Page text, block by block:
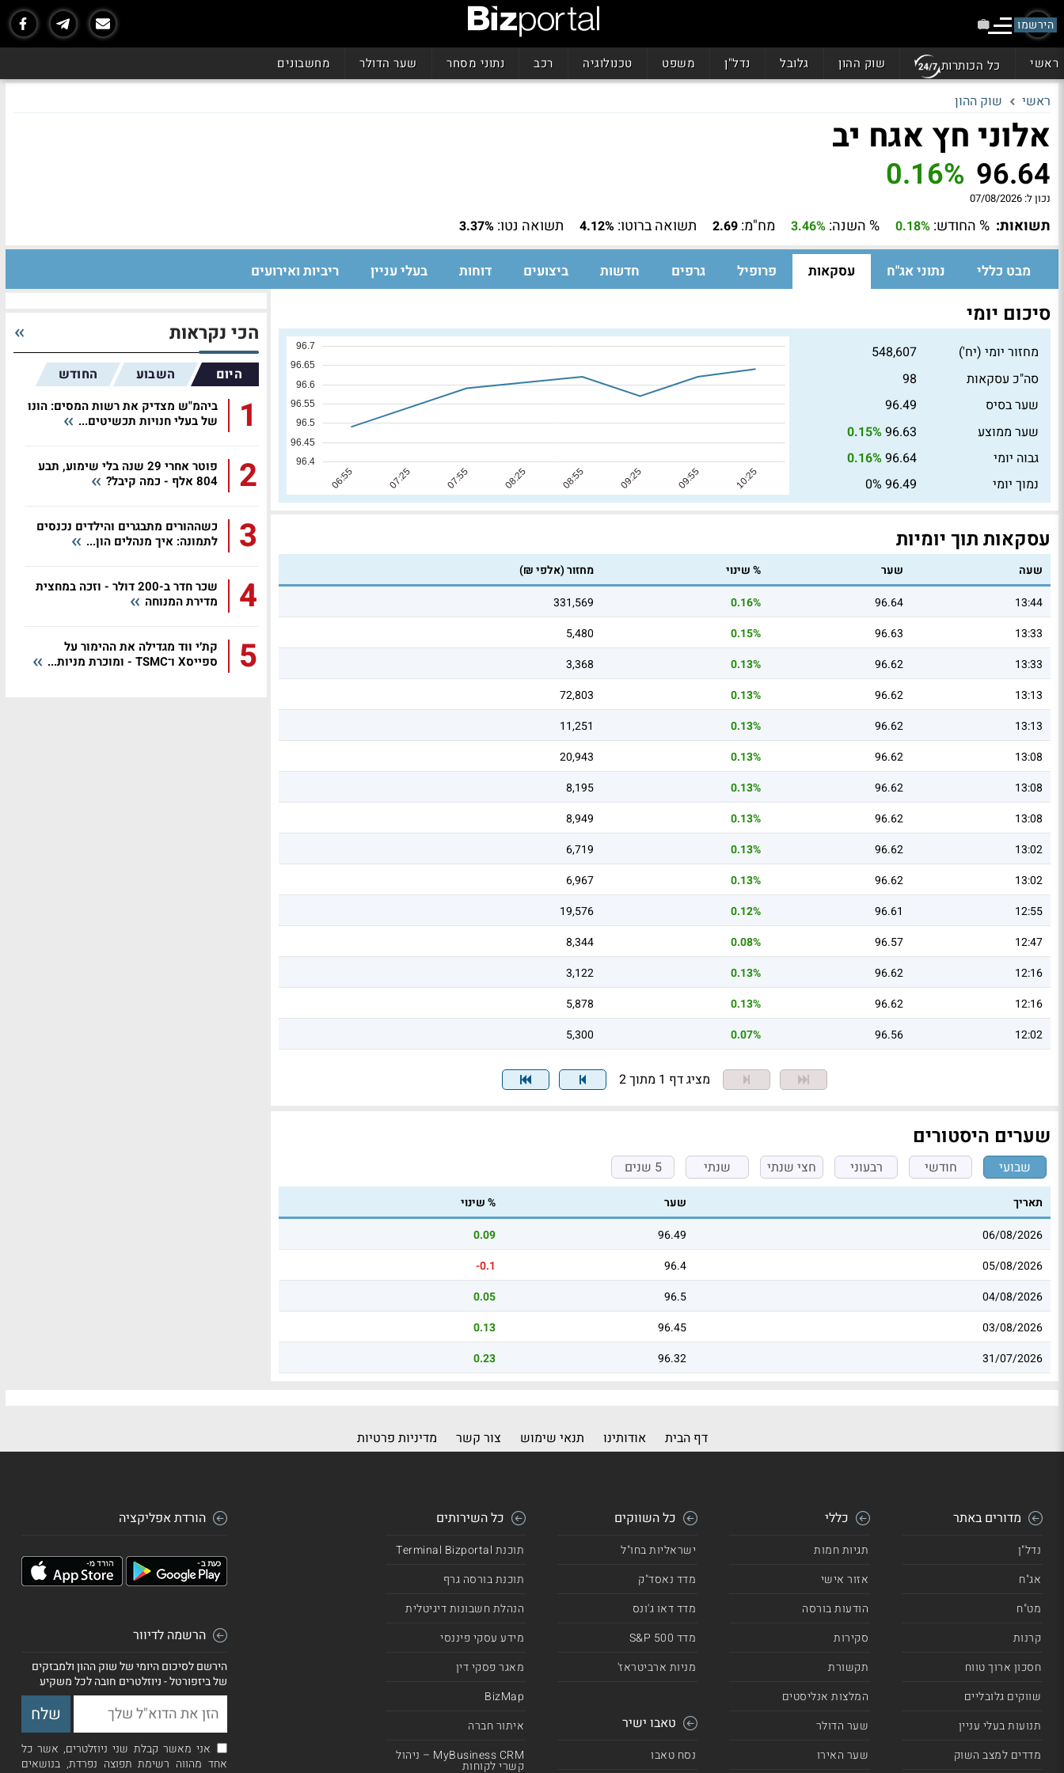
הירשמו
ראשי כל הכותרות שוק ההון גלובל נדל"ן משפט טכנולוגיה רכב נתוני מסחר שער הדולר מחשבונים
ראשי שוק ההון
אלוני חץ אגח יב
96.64
0.16%
נכון ל: 07/08/2026
תשואות: % החודש: 0.18% % השנה: 3.46% מח"מ: 2.69 תשואה ברוטו: 4.12% תשואה נטו: 3.37%
מבט כללי נתוני אג"ח עסקאות פרופיל גרפים חדשות ביצועים דוחות בעלי עניין ריביות ואירועים
סיכום יומי
מחזור יומי (יח')
548,607
סה"כ עסקאות
98
שער בסיס
96.49
שער ממוצע
96.63
0.15%
גבוה יומי
96.64
0.16%
נמוך יומי
96.49
0%
עסקאות תוך יומיות
שעה שער % שינוי
מחזור (אלפי ₪)
13:44
96.64
0.16%
331,569
13:33
96.63
0.15%
5,480
13:33
96.62
0.13%
3,368
13:13
96.62
0.13%
72,803
13:13
96.62
0.13%
11,251
13:08
96.62
0.13%
20,943
13:08
96.62
0.13%
8,195
13:08
96.62
0.13%
8,949
13:02
96.62
0.13%
6,719
13:02
96.62
0.13%
6,967
12:55
96.61
0.12%
19,576
12:47
96.57
0.08%
8,344
12:16
96.62
0.13%
3,122
12:16
96.62
0.13%
5,878
12:02
96.56
0.07%
5,300
מציג דף 1 מתוך 2
שערים היסטורים
שבועי חודשי רבעוני חצי שנתי שנתי 5 שנים
תאריך שער
% שינוי
06/08/2026
96.49
0.09
05/08/2026
96.4
-0.1
04/08/2026
96.5
0.05
03/08/2026
96.45
0.13
31/07/2026
96.32
0.23
הכי נקראות
היום השבוע החודש
1
ביהמ"ש מצדיק את רשות המסים: הונו
של בעלי חנויות תכשיטים...
2
פוטר אחרי 29 שנה בלי שימוע, תבע
804 אלף - כמה קיבל?
3
כשההורים מתבגרים והילדים נכנסים
לתמונה: איך מנהלים הון...
4
שכר חדר ב-200 דולר - וזכה במחצית
מדירת המנוחה
5
קת׳י ווד מגדילה את ההימור על
ספייסX ו־TSMC - ומוכרת מניות...
דף הבית אודותינו תנאי שימוש צור קשר מדיניות פרטיות
מדורים באתר
נדל"ן
אג"ח
מט"ח
קרנות
חסכון ארוך טווח
שווקים גלובליים
תנועות בעלי עניין
מדדים למצב השוק
כללי
תגיות חמות
אזור אישי
הודעות בורסה
סקירות
תקשורת
המלצות אנליסטים
שער הדולר
שער האירו
כל השווקים
ישראליות בחו"ל
מדד נאסד"ק
מדד דאו ג'ונס
מדד 500 S&P
מניות ארביטראז'
טאבו ישיר
נסח טאבו
כל השירותים
תוכנת Terminal Bizportal
תוכנת בורסה גרף
הנהלת חשבונות דיגיטלית
מידע עסקי פיננסי
מאגר פסקי דין
BizMap
איתור חברה
MyBusiness CRM – ניהול
קשרי לקוחות
הורדת אפליקציה
הרשמה לדיוור
הירשם לסיכום היומי של שוק ההון ולמבזקים
של ביזפורטל - ניוזלטרים חובה לכל משקיע
אני מאשר קבלת שני ניוזלטרים, אשר כל
אחד מהווה רשימת תפוצה נפרדת, בנושאים